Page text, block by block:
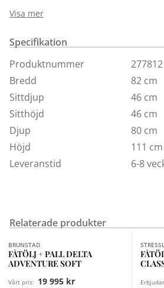
skönaste fåtöljer. Sittvinkeln
efter kroppens minsta rörelse tack
funktionen och de justerbara
har i Berlin optimal komfort och
korsrygg oavsett hur du sitter eller
enkelt att justera nackstödet till
på om du önskar vila, läsa eller se
aktiveras med ett enkelt
underredet ger mjuka, behagliga
Fåtölj Berlin i tyg ser du här.
Visa mer
Specifikation
Produktnummer
277812
Bredd
82 cm
Sittdjup
46 cm
Sitthöjd
46 cm
Djup
80 cm
Höjd
111 cm
Leveranstid
6-8
Relaterade produkter
Finns i fler val (2)
BRUNSTAD
FÅTÖLJ + PALL DELTA
ADVENTURE SOFT
Vårt pris: 19 995 kr